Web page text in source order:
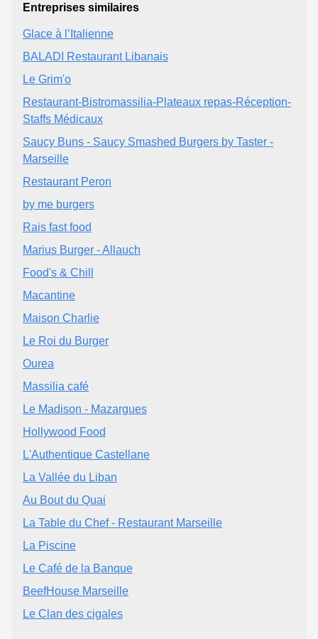
Entreprises similaires
Glace à l’Italienne
BALADI Restaurant Libanais
Le Grim'o
Restaurant-Bistromassilia-Plateaux repas-Réception-
Staffs Médicaux
Saucy Buns - Saucy Smashed Burgers by Taster -
Marseille
Restaurant Peron
by me burgers
Rais fast food
Marius Burger - Allauch
Food's & Chill
Macantine
Maison Charlie
Le Roi du Burger
Ourea
Massilia café
Le Madison - Mazargues
Hollywood Food
L'Authentique Castellane
La Vallée du Liban
Au Bout du Quai
La Table du Chef - Restaurant Marseille
La Piscine
Le Café de la Banque
BeefHouse Marseille
Le Clan des cigales